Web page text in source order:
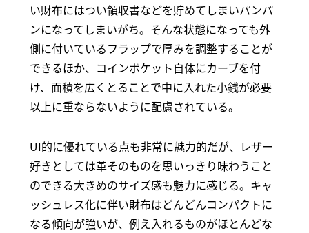
い財布にはつい領収書などを貯めてしまいパンパ
ンになってしまいがち。そんな状態になっても外
側に付いているフラップで厚みを調整することが
できるほか、コインポケット自体にカーブを付
け、面積を広くとることで中に入れた小銭が必要
以上に重ならないように配慮されている。
UI的に優れている点も非常に魅力的だが、レザー
好きとしては革そのものを思いっきり味わうこと
のできる大きめのサイズ感も魅力に感じる。キャ
ッシュレス化に伴い財布はどんどんコンパクトに
なる傾向が強いが、例え入れるものがほとんどな